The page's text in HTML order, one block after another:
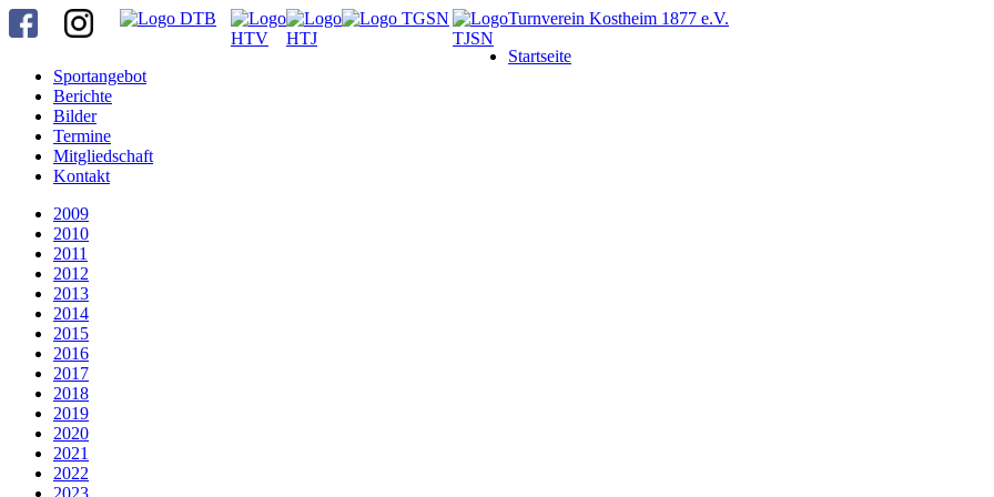
Turnverein Kostheim 1877 e.V.
Startseite
Sportangebot
Berichte
Bilder
Termine
Mitgliedschaft
Kontakt
2009
2010
2011
2012
2013
2014
2015
2016
2017
2018
2019
2020
2021
2022
2023